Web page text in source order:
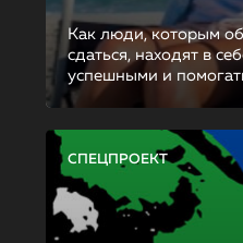
Как люди, которым
сдаться, находят в
успешными и
СПЕЦПРОЕКТ